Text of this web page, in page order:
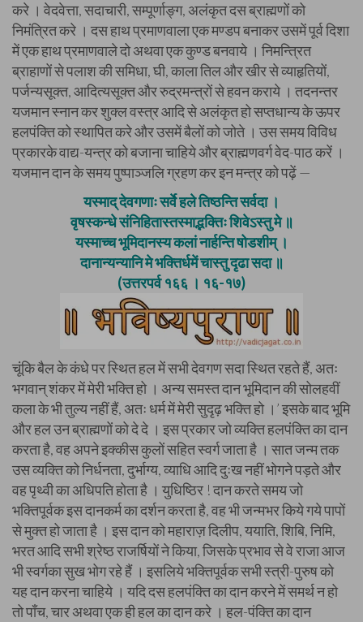
करे । वेदवेत्ता, सदाचारी, सम्पूर्णाङ्ग, अलंकृत दस ब्राह्मणों को
निमंत्रित करे । दस हाथ प्रमाणवाला एक मण्डप बनाकर उसमें पूर्व दिशा
में एक हाथ प्रमाणवाले दो अथवा एक कुण्ड बनवाये । निमन्त्रित
ब्राहाणों से पलाश की समिधा, घी, काला तिल और खीर से व्याहृतियों,
पर्जन्यसूक्त, आदित्यसूक्त और रुद्रमन्त्रों से हवन कराये । तदनन्तर
यजमान स्नान कर शुक्ल वस्त्र आदि से अलंकृत हो सप्तधान्य के ऊपर
हलपंक्ति को स्थापित करे और उसमें बैलों को जोते । उस समय विविध
प्रकारके वाद्य-यन्त्र को बजाना चाहिये और ब्राह्मणवर्ग वेद-पाठ करें ।
यजमान दान के समय पुष्पाञ्जलि ग्रहण कर इन मन्त्र को पढ़ें —
यस्माद् देवगणाः सर्वे हले तिष्ठन्ति सर्वदा ।
वृषस्कन्धे संनिहितास्तस्माद्भक्तिः शिवेऽस्तु मे ॥
यस्माच्च भूमिदानस्य कलां नार्हन्ति षोडशीम् ।
दानान्यन्यानि मे भक्तिर्धमें चास्तु दृढा सदा ॥
(उत्तरपर्व १६६ । १६-१७)
चूंकि बैल के कंधे पर स्थित हल में सभी देवगण सदा स्थित रहते हैं, अतः
भगवान् शंकर में मेरी भक्ति हो । अन्य समस्त दान भूमिदान की सोलहवीं
कला के भी तुल्य नहीं हैं, अतः धर्म में मेरी सुदृढ़ भक्ति हो ।’ इसके बाद भूमि
और हल उन ब्राह्मणों को दे दे । इस प्रकार जो व्यक्ति हलपंक्ति का दान
करता है, वह अपने इक्कीस कुलों सहित स्वर्ग जाता है । सात जन्म तक
उस व्यक्ति को निर्धनता, दुर्भाग्य, व्याधि आदि दुःख नहीं भोगने पड़ते और
वह पृथ्वी का अधिपति होता है । युधिष्ठिर ! दान करते समय जो
भक्तिपूर्वक इस दानकर्म का दर्शन करता है, वह भी जन्मभर किये गये पापों
से मुक्त हो जाता है । इस दान को महाराज़ दिलीप, ययाति, शिबि, निमि,
भरत आदि सभी श्रेष्ठ राजर्षियों ने किया, जिसके प्रभाव से वे राजा आज
भी स्वर्गका सुख भोग रहे हैं । इसलिये भक्तिपूर्वक सभी स्त्री-पुरुष को
यह दान करना चाहिये । यदि दस हलपंक्ति का दान करने में समर्थ न हो
तो पाँच, चार अथवा एक ही हल का दान करे । हल-पंक्ति का दान